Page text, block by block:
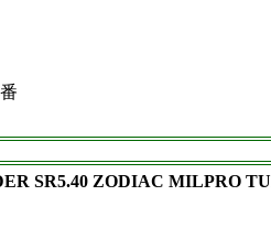
SR5.40 ZODIAC MILPRO